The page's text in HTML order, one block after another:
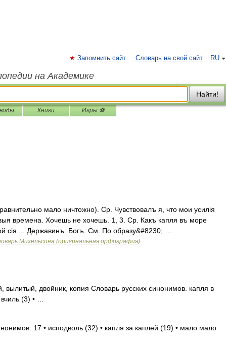
RU
Запомнить сайт Словарь на свой сайт
на Академике
Найти!
Книги Игры ⚽
мало ничтожно). Ср. Чувствовалъ я, что мои усилія
времена. Хочешь не хочешь. 1, 3. Ср. Какъ капля въ море
сія ... Державинъ. Богъ. См. По образу&#8230; …
Михельсона (оригинальная орфография)
вылитый, двойник, копия Словарь русских синонимов. капля в
(3) • …
17 • исподволь (32) • капля за каплей (19) • мало мало